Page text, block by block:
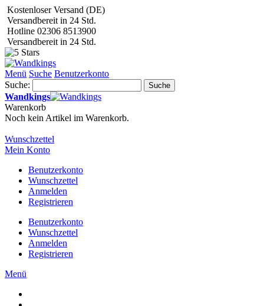
Kostenloser Versand (DE)
Versandbereit in 24 Std.
Hotline 02306 8513900
Versandbereit in 24 Std.
Menü Suche Benutzerkonto
Suche:
Suche
Wandkings
Warenkorb
Noch kein Artikel im Warenkorb.
Wunschzettel
Mein Konto
Benutzerkonto
Wunschzettel
Anmelden
Registrieren
Benutzerkonto
Wunschzettel
Anmelden
Registrieren
Menü